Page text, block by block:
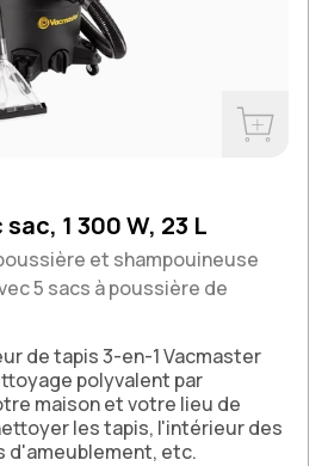
1 300 W, 23 L
et shampouineuse
5 sacs à poussière de
de tapis 3-en-1 Vacmaster
polyvalent par
maison et votre lieu de
les tapis, l'intérieur des
d'ameublement, etc.